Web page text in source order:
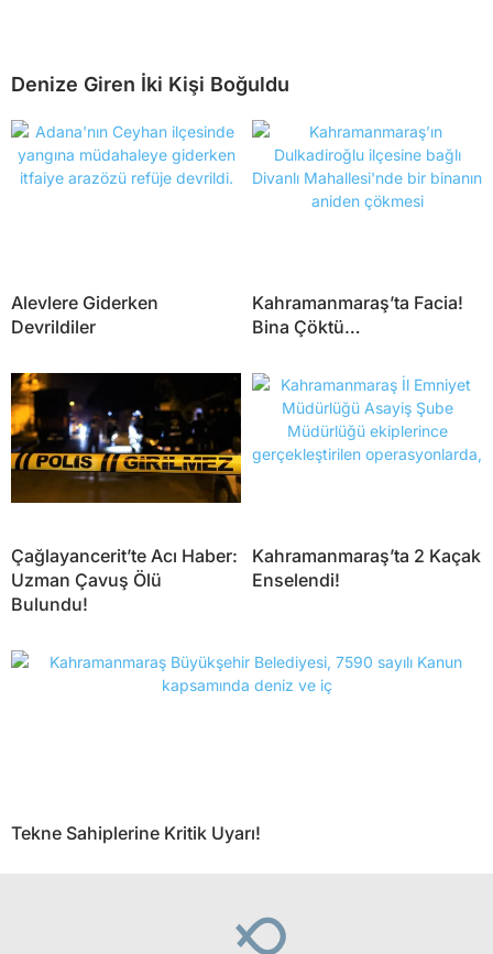
Denize Giren İki Kişi Boğuldu
Alevlere Giderken
Devrildiler
Kahramanmaraş’ta Facia!
Bina Çöktü…
Çağlayancerit’te Acı Haber:
Uzman Çavuş Ölü
Bulundu!
Kahramanmaraş’ta 2 Kaçak
Enselendi!
Tekne Sahiplerine Kritik Uyarı!